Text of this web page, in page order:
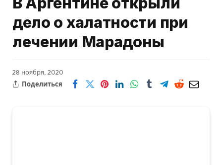
дело о халатности при
лечении Марадоны
28 ноября, 2020
Поделиться